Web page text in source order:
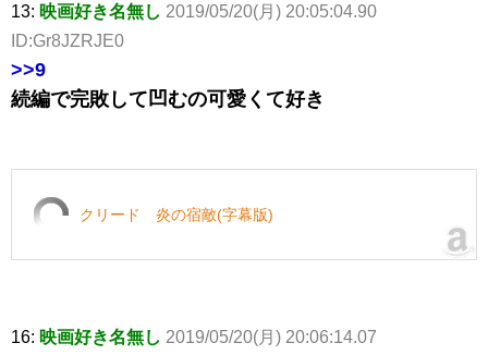
13: 映画好き名無し 2019/05/20(月) 20:05:04.90
ID:Gr8JZRJE0
>>9
続編で完敗して凹むの可愛くて好き
クリード 炎の宿敵(字幕版)
16: 映画好き名無し 2019/05/20(月) 20:06:14.07